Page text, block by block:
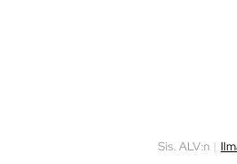
Sis. ALV:n |